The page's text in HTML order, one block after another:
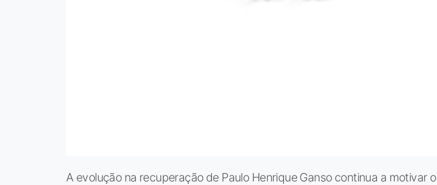
A evolução na recuperação de Paulo Henrique Ganso continua a motivar o